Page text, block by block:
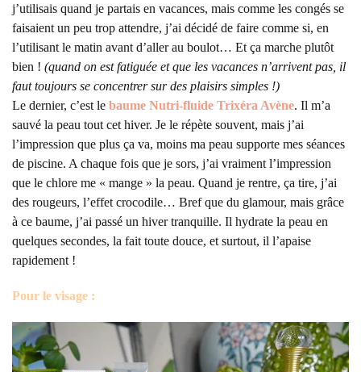
j’utilisais quand je partais en vacances, mais comme les congés se
faisaient un peu trop attendre, j’ai décidé de faire comme si, en
l’utilisant le matin avant d’aller au boulot… Et ça marche plutôt
bien ! (quand on est fatiguée et que les vacances n’arrivent pas, il
faut toujours se concentrer sur des plaisirs simples !)
Le dernier, c’est le baume Nutri-fluide Trixéra Avène. Il m’a
sauvé la peau tout cet hiver. Je le répète souvent, mais j’ai
l’impression que plus ça va, moins ma peau supporte mes séances
de piscine. A chaque fois que je sors, j’ai vraiment l’impression
que le chlore me « mange » la peau. Quand je rentre, ça tire, j’ai
des rougeurs, l’effet crocodile… Bref que du glamour, mais grâce
à ce baume, j’ai passé un hiver tranquille. Il hydrate la peau en
quelques secondes, la fait toute douce, et surtout, il l’apaise
rapidement !
Pour le visage :